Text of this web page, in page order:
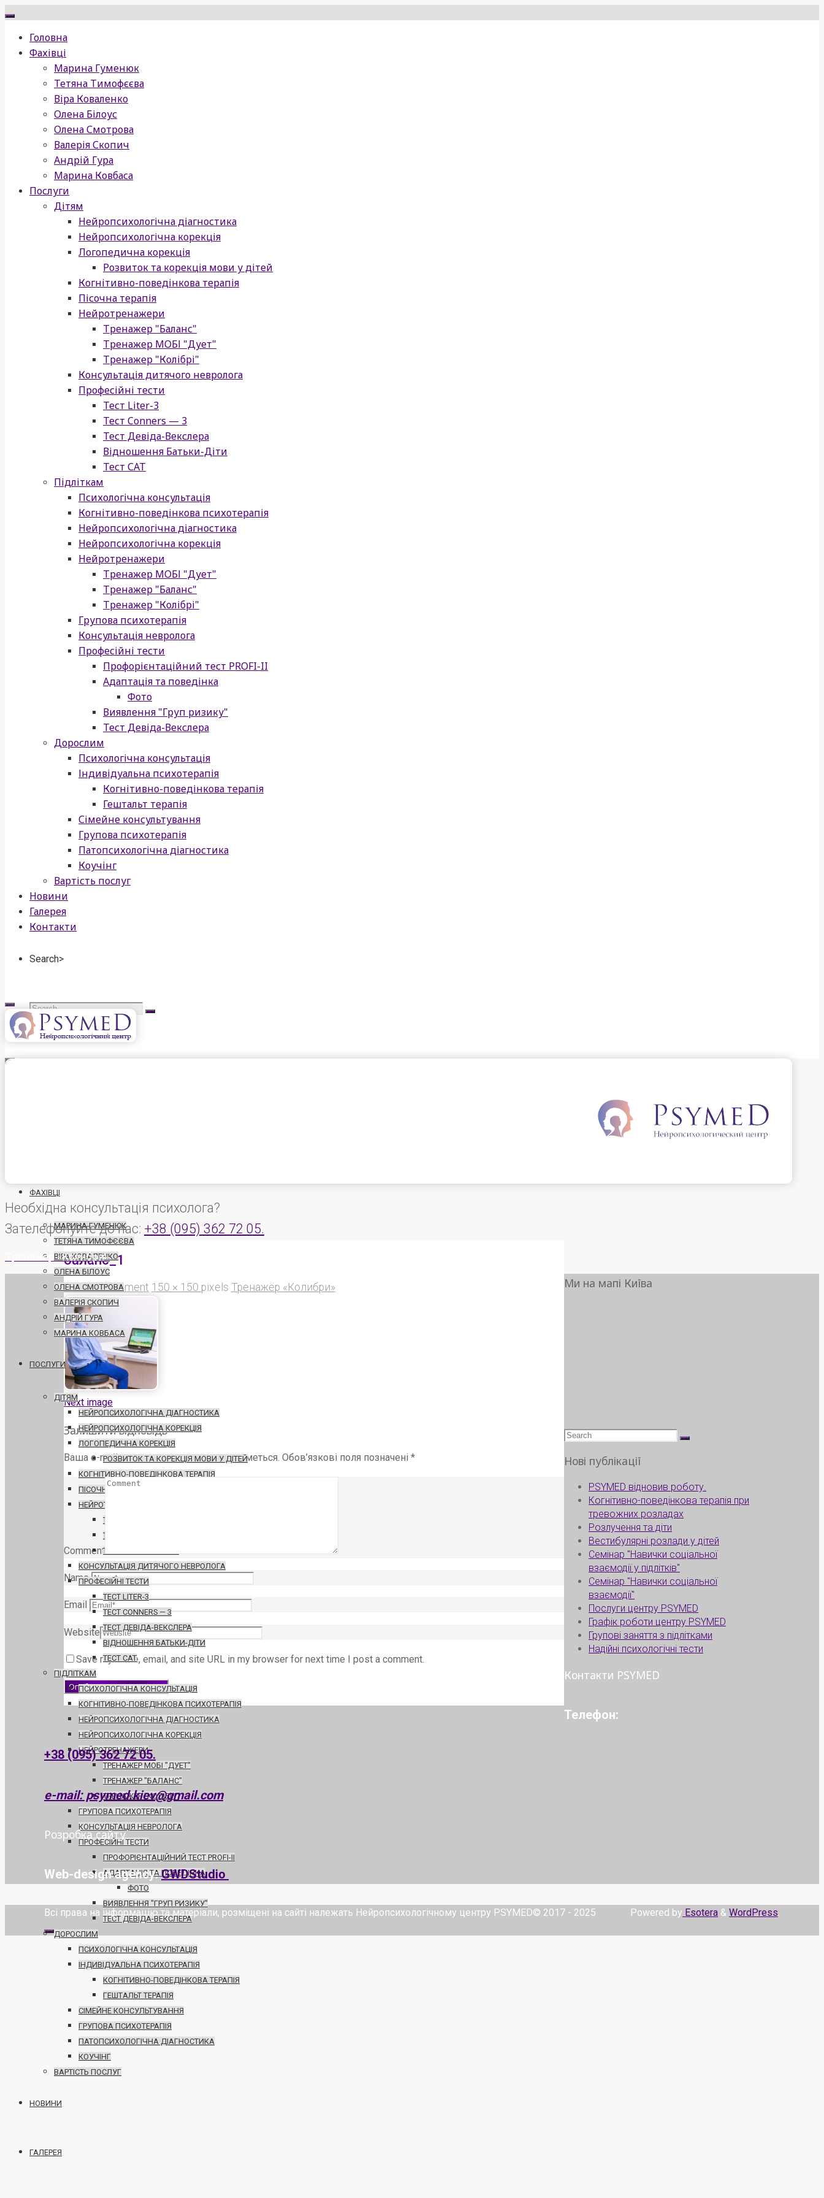
Skip
contentГоловна
Фахівці
Марина Гуменюк
Тетяна Тимофєєва
Віра Коваленко
Олена Білоус
Олена Смотрова
Валерія Скопич
Андрій Гура
Марина Ковбаса
Послуги
Дітям
Нейропсихологічна діагностика
Нейропсихологічна корекція
Логопедична корекція
Розвиток та корекція мови у дітей
Когнітивно-поведінкова терапія
Пісочна терапія
Нейротренажери
Тренажер "Баланс"
Тренажер МОБІ "Дует"
Тренажер "Колібрі"
Консультація дитячого невролога
Професійні тести
Тест Liter-3
Тест Conners — 3
Тест Девіда-Векслера
Відношення Батьки-Діти
Тест САТ
Підліткам
Психологічна консультація
Когнітивно-поведінкова психотерапія
Нейропсихологічна діагностика
Нейропсихологічна корекція
Нейротренажери
Тренажер МОБІ "Дует"
Тренажер "Баланс"
Тренажер "Колібрі"
Групова психотерапія
Консультація невролога
Професійні тести
Профорієнтаційний тест PROFI-II
Адаптація та поведінка
Фото
Виявлення "Груп ризику"
Тест Девіда-Векслера
Дорослим
Психологічна консультація
Індивідуальна психотерапія
Когнітивно-поведінкова терапія
Гештальт терапія
Сімейне консультування
Групова психотерапія
Патопсихологічна діагностика
Коучінг
Вартість послуг
Новини
Галерея
Контакти
Search>
Search
for:
psymed
ФАХІВЦІ
МАРИНА ГУМЕНЮК
ТЕТЯНА ТИМОФЄЄВА
ВІРА КОВАЛЕНКО
ОЛЕНА БІЛОУС
ОЛЕНА СМОТРОВА
ВАЛЕРІЯ СКОПИЧ
АНДРІЙ ГУРА
МАРИНА КОВБАСА
ПОСЛУГИ
ДІТЯМ
НЕЙРОПСИХОЛОГІЧНА ДІАГНОСТИКА
НЕЙРОПСИХОЛОГІЧНА КОРЕКЦІЯ
ЛОГОПЕДИЧНА КОРЕКЦІЯ
РОЗВИТОК ТА КОРЕКЦІЯ МОВИ У ДІТЕЙ
КОГНІТИВНО-ПОВЕДІНКОВА ТЕРАПІЯ
ПІСОЧНА ТЕРАПІЯ
НЕЙРОТРЕНАЖЕРИ
ТРЕНАЖЕР "БАЛАНС"
ТРЕНАЖЕР МОБІ "ДУЕТ"
ТРЕНАЖЕР "КОЛІБРІ"
КОНСУЛЬТАЦІЯ ДИТЯЧОГО НЕВРОЛОГА
ПРОФЕСІЙНІ ТЕСТИ
ТЕСТ LITER-3
ТЕСТ CONNERS — 3
ТЕСТ ДЕВІДА-ВЕКСЛЕРА
ВІДНОШЕННЯ БАТЬКИ-ДІТИ
ТЕСТ САТ
ПІДЛІТКАМ
ПСИХОЛОГІЧНА КОНСУЛЬТАЦІЯ
КОГНІТИВНО-ПОВЕДІНКОВА ПСИХОТЕРАПІЯ
НЕЙРОПСИХОЛОГІЧНА ДІАГНОСТИКА
НЕЙРОПСИХОЛОГІЧНА КОРЕКЦІЯ
НЕЙРОТРЕНАЖЕРИ
ТРЕНАЖЕР МОБІ "ДУЕТ"
ТРЕНАЖЕР "БАЛАНС"
ТРЕНАЖЕР "КОЛІБРІ"
ГРУПОВА ПСИХОТЕРАПІЯ
КОНСУЛЬТАЦІЯ НЕВРОЛОГА
ПРОФЕСІЙНІ ТЕСТИ
ПРОФОРІЄНТАЦІЙНИЙ ТЕСТ PROFI-II
АДАПТАЦІЯ ТА ПОВЕДІНКА
ФОТО
ВИЯВЛЕННЯ "ГРУП РИЗИКУ"
ТЕСТ ДЕВІДА-ВЕКСЛЕРА
ДОРОСЛИМ
ПСИХОЛОГІЧНА КОНСУЛЬТАЦІЯ
ІНДИВІДУАЛЬНА ПСИХОТЕРАПІЯ
КОГНІТИВНО-ПОВЕДІНКОВА ТЕРАПІЯ
ГЕШТАЛЬТ ТЕРАПІЯ
СІМЕЙНЕ КОНСУЛЬТУВАННЯ
ГРУПОВА ПСИХОТЕРАПІЯ
ПАТОПСИХОЛОГІЧНА ДІАГНОСТИКА
КОУЧІНГ
ВАРТІСТЬ ПОСЛУГ
НОВИНИ
ГАЛЕРЕЯ
Необхідна консультація психолога?
Зателефонуйте до нас: +38 (095) 362 72 05.
Тренажёр «Колибри»
баланс_1
Leave a comment Full
150 × 150 pixels Тренажёр «Колибри»
Next image
Залишити відповідь
Ваша e-mail адреса не оприлюднюватиметься. Обов’язкові поля позначені *
Comment
Name
Email
Website
Save my name, email, and site URL in my browser for next time I post a comment.
Ми на мапі Київа
Search
Нові публікації
PSYMED відновив роботу.
Когнітивно-поведінкова терапія при
тревожних розладах
Розлучення та діти
Вестибулярні розлади у дітей
Семінар "Навички соціальної
взаємодії у підлітків"
Семінар "Навички соціальної
взаємодії"
Послуги центру PSYMED
Графік роботи центру PSYMED
Групові заняття з підлітками
Надійні психологічні тести
Контакти PSYMED
Телефон:
+38 (095) 362 72 05.
e-mail: psymed.kiev@gmail.com
Розробка сайту
Web-design agency:GWDStudio
Powered by Esotera & WordPress.
Всі права на інформацію та матеріали, розміщені на сайті належать Нейропсихологічному центру PSYMED© 2017 - 2025